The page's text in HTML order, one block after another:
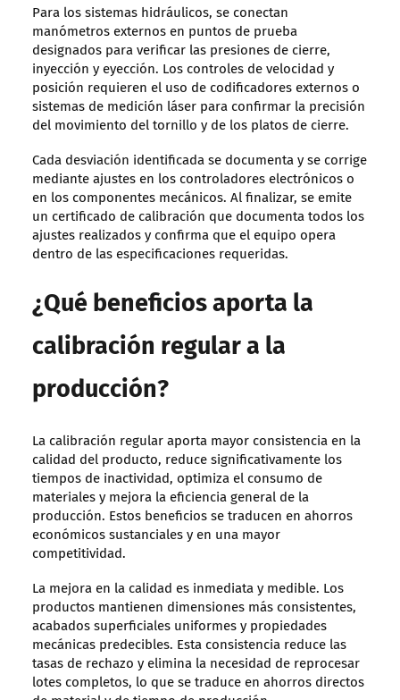
Para los sistemas hidráulicos, se conectan
manómetros externos en puntos de prueba
designados para verificar las presiones de cierre,
inyección y eyección. Los controles de velocidad y
posición requieren el uso de codificadores externos o
sistemas de medición láser para confirmar la precisión
del movimiento del tornillo y de los platos de cierre.
Cada desviación identificada se documenta y se corrige
mediante ajustes en los controladores electrónicos o
en los componentes mecánicos. Al finalizar, se emite
un certificado de calibración que documenta todos los
ajustes realizados y confirma que el equipo opera
dentro de las especificaciones requeridas.
¿Qué beneficios aporta la
calibración regular a la
producción?
La calibración regular aporta mayor consistencia en la
calidad del producto, reduce significativamente los
tiempos de inactividad, optimiza el consumo de
materiales y mejora la eficiencia general de la
producción. Estos beneficios se traducen en ahorros
económicos sustanciales y en una mayor
competitividad.
La mejora en la calidad es inmediata y medible. Los
productos mantienen dimensiones más consistentes,
acabados superficiales uniformes y propiedades
mecánicas predecibles. Esta consistencia reduce las
tasas de rechazo y elimina la necesidad de reprocesar
lotes completos, lo que se traduce en ahorros directos